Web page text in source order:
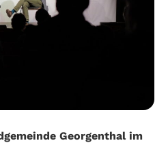
Georgenthal im